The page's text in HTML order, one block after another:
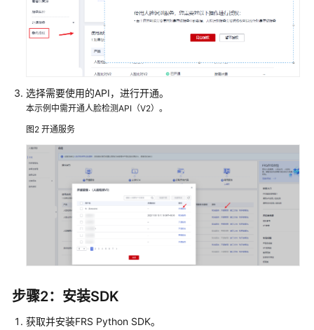
测
实
现
参
选择需要使用的API，进行开通。
本示例中需开通人脸检测API（V2）。
图2 开通服务
步骤2：安装SDK
获取并安装FRS Python SDK。